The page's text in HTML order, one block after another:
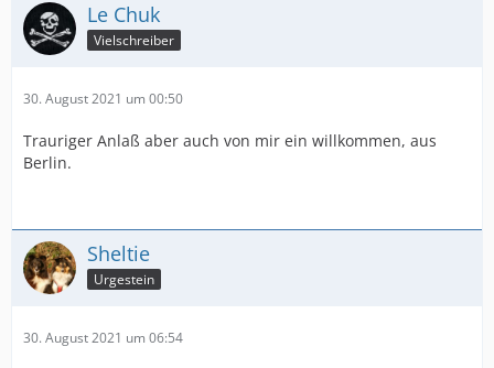
Le Chuk
Vielschreiber
30. August 2021 um 00:50
Trauriger Anlaß aber auch von mir ein willkommen, aus
Berlin.
Sheltie
Urgestein
30. August 2021 um 06:54